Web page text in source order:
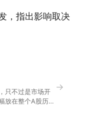
，指出影响取决
只不过是市场开
放在整个A股历史
→